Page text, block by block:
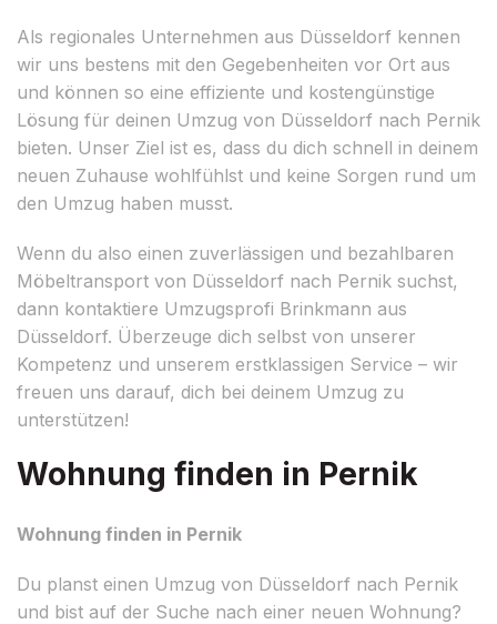
Als regionales Unternehmen aus Düsseldorf kennen
wir uns bestens mit den Gegebenheiten vor Ort aus
und können so eine effiziente und kostengünstige
Lösung für deinen Umzug von Düsseldorf nach Pernik
bieten. Unser Ziel ist es, dass du dich schnell in deinem
neuen Zuhause wohlfühlst und keine Sorgen rund um
den Umzug haben musst.
Wenn du also einen zuverlässigen und bezahlbaren
Möbeltransport von Düsseldorf nach Pernik suchst,
dann kontaktiere Umzugsprofi Brinkmann aus
Düsseldorf. Überzeuge dich selbst von unserer
Kompetenz und unserem erstklassigen Service – wir
freuen uns darauf, dich bei deinem Umzug zu
unterstützen!
Wohnung finden in Pernik
Wohnung finden in Pernik
Du planst einen Umzug von Düsseldorf nach Pernik
und bist auf der Suche nach einer neuen Wohnung?